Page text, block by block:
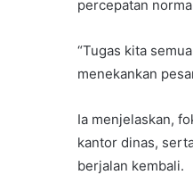
percepatan
“Tugas kita
menekankan
Ia menjelaskan,
kantor dinas,
berjalan kembali.